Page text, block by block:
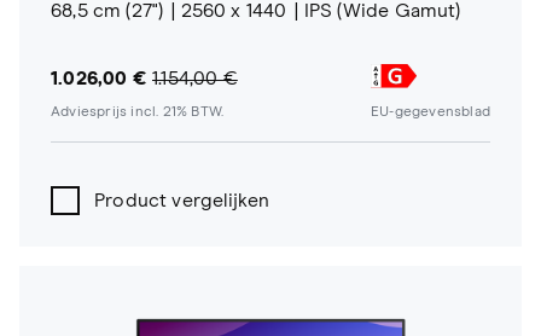
68,5 cm (27") 2560 x 1440 IPS (Wide Gamut)
1.026,00 € 1.154,00 €
Adviesprijs incl. 21% BTW. EU-gegevensblad
Product vergelijken